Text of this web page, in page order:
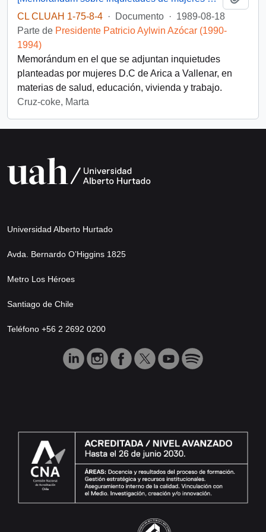
CL CLUAH 1-75-8-4 · Documento · 1989-08-18
Parte de Presidente Patricio Aylwin Azócar (1990-
1994)
Memorándum en el que se adjuntan inquietudes
planteadas por mujeres D.C de Arica a Vallenar, en
materias de salud, educación, vivienda y trabajo.
Cruz-coke, Marta
Universidad Alberto Hurtado
Avda. Bernardo O’Higgins 1825
Metro Los Héroes
Santiago de Chile
Teléfono +56 2 2692 0200